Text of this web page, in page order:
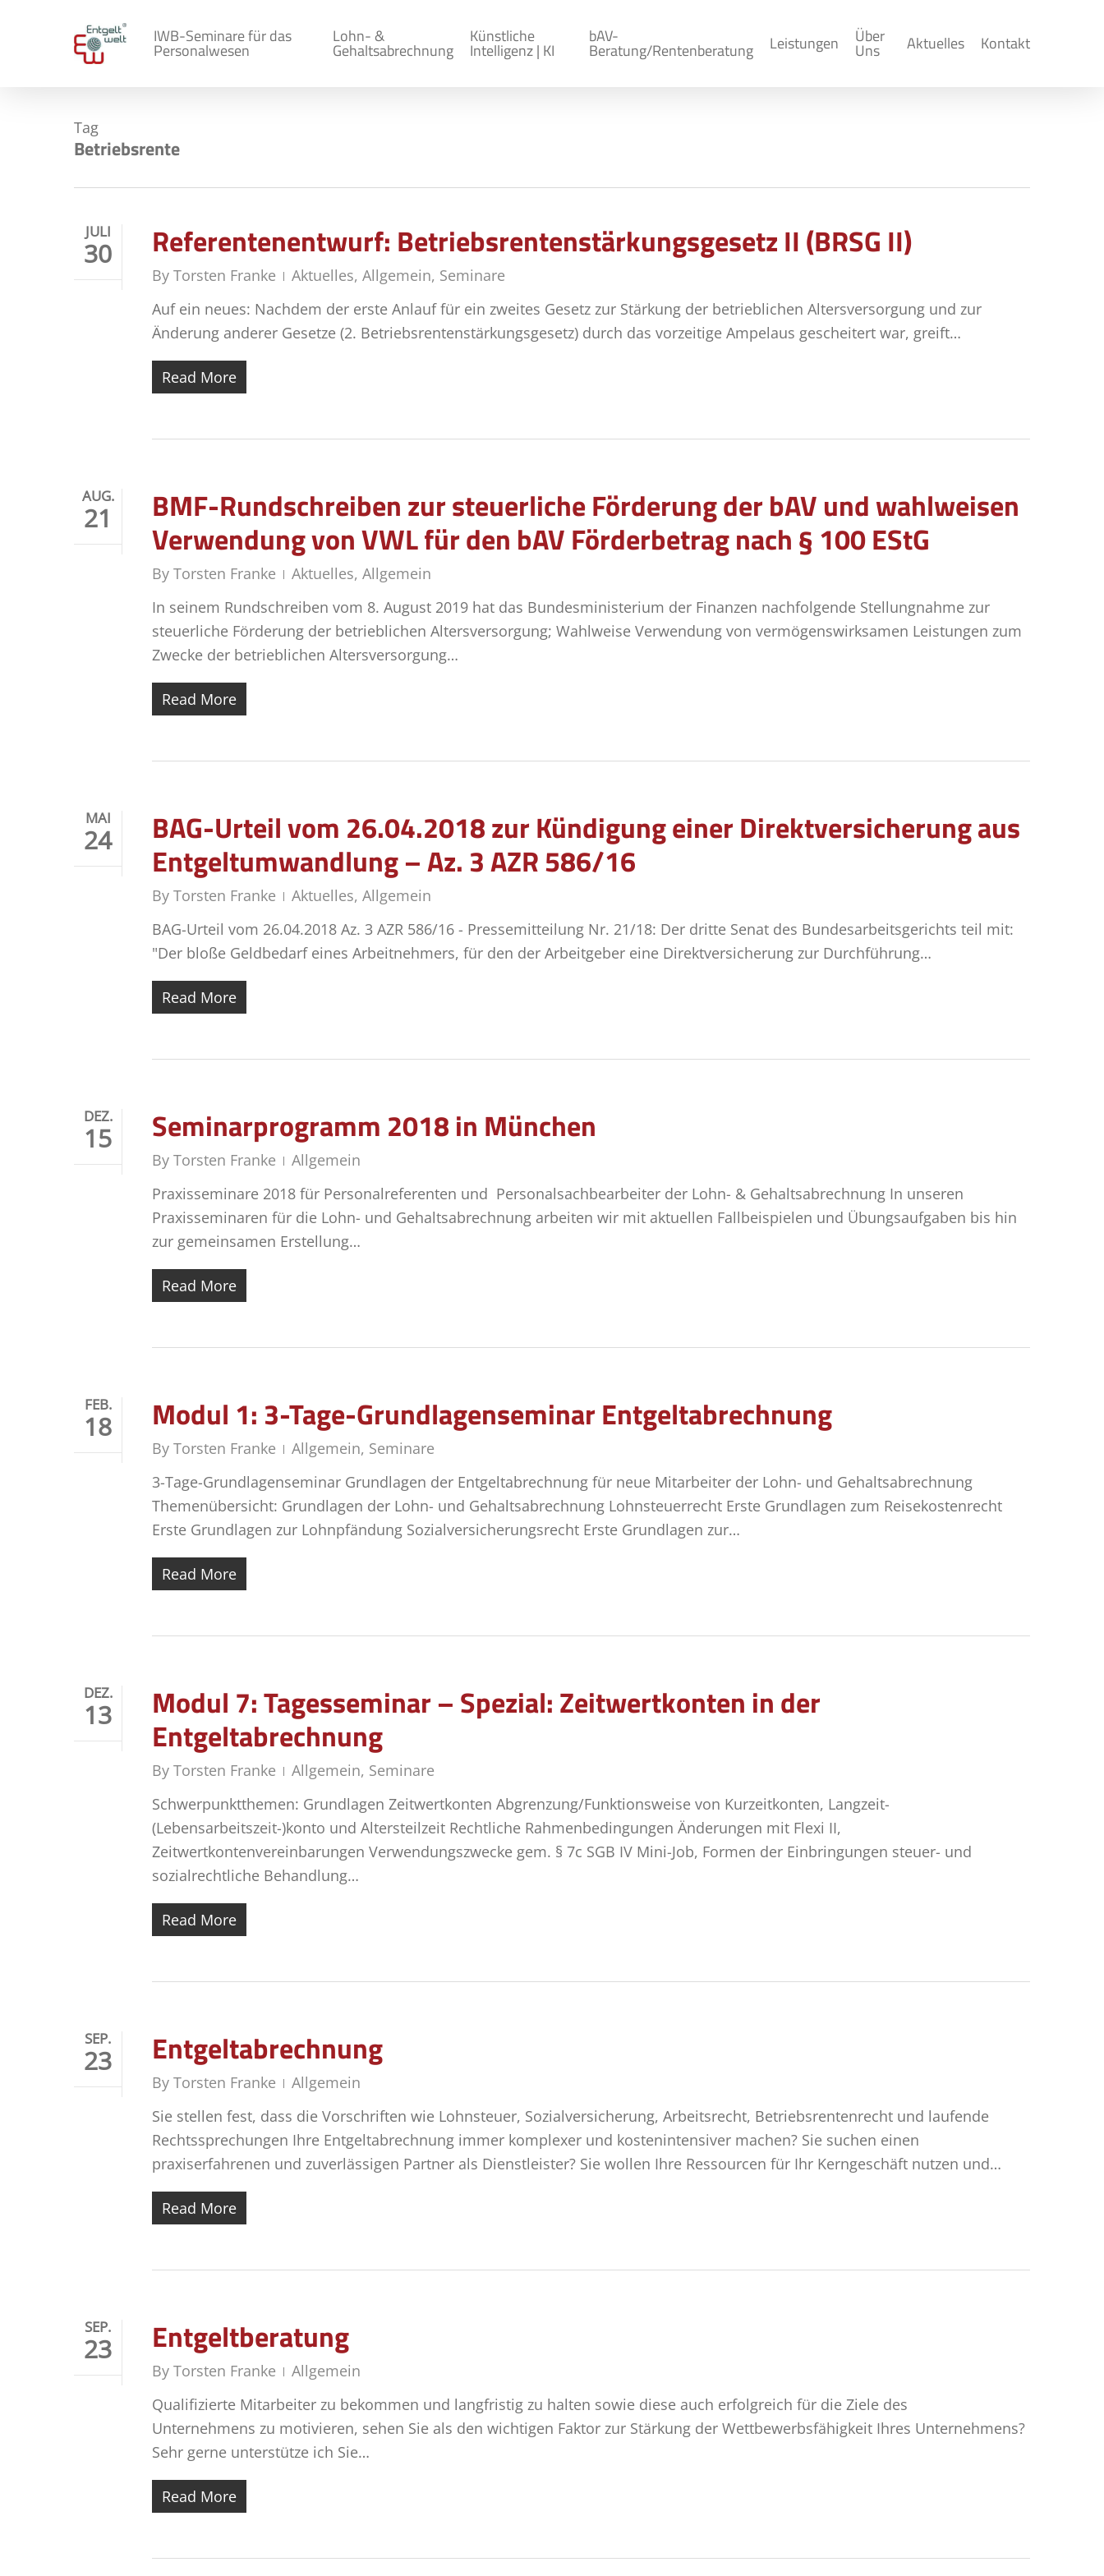
IWB-Seminare für das
Personalwesen
Lohn- &
Gehaltsabrechnung
Künstliche
Intelligenz | KI
bAV-
Beratung/Rentenberatung Leistungen Über
Uns Aktuelles Kontakt
Tag
Betriebsrente
JULI
30 Referentenentwurf: Betriebsrentenstärkungsgesetz II (BRSG II)
By Torsten Franke Aktuelles, Allgemein, Seminare
Auf ein neues: Nachdem der erste Anlauf für ein zweites Gesetz zur Stärkung der betrieblichen Altersversorgung und zur
Änderung anderer Gesetze (2. Betriebsrentenstärkungsgesetz) durch das vorzeitige Ampelaus gescheitert war, greift…
Read More
AUG.
21 BMF-Rundschreiben zur steuerliche Förderung der bAV und wahlweisen
Verwendung von VWL für den bAV Förderbetrag nach § 100 EStG
By Torsten Franke Aktuelles, Allgemein
In seinem Rundschreiben vom 8. August 2019 hat das Bundesministerium der Finanzen nachfolgende Stellungnahme zur
steuerliche Förderung der betrieblichen Altersversorgung; Wahlweise Verwendung von vermögenswirksamen Leistungen zum
Zwecke der betrieblichen Altersversorgung…
Read More
MAI
24 BAG-Urteil vom 26.04.2018 zur Kündigung einer Direktversicherung aus
Entgeltumwandlung – Az. 3 AZR 586/16
By Torsten Franke Aktuelles, Allgemein
BAG-Urteil vom 26.04.2018 Az. 3 AZR 586/16 - Pressemitteilung Nr. 21/18: Der dritte Senat des Bundesarbeitsgerichts teil mit:
"Der bloße Geldbedarf eines Arbeitnehmers, für den der Arbeitgeber eine Direktversicherung zur Durchführung…
Read More
DEZ.
15 Seminarprogramm 2018 in München
By Torsten Franke
Allgemein
Praxisseminare 2018 für Personalreferenten und Personalsachbearbeiter der Lohn- & Gehaltsabrechnung In unseren
Praxisseminaren für die Lohn- und Gehaltsabrechnung arbeiten wir mit aktuellen Fallbeispielen und Übungsaufgaben bis hin
zur gemeinsamen Erstellung…
Read More
FEB.
18 Modul 1: 3-Tage-Grundlagenseminar Entgeltabrechnung
By Torsten Franke Allgemein, Seminare
3-Tage-Grundlagenseminar Grundlagen der Entgeltabrechnung für neue Mitarbeiter der Lohn- und Gehaltsabrechnung
Themenübersicht: Grundlagen der Lohn- und Gehaltsabrechnung Lohnsteuerrecht Erste Grundlagen zum Reisekostenrecht
Erste Grundlagen zur Lohnpfändung Sozialversicherungsrecht Erste Grundlagen zur…
Read More
DEZ.
13 Modul 7: Tagesseminar – Spezial: Zeitwertkonten in der
Entgeltabrechnung
By Torsten Franke Allgemein, Seminare
Schwerpunktthemen: Grundlagen Zeitwertkonten Abgrenzung/Funktionsweise von Kurzeitkonten, Langzeit-
(Lebensarbeitszeit-)konto und Altersteilzeit Rechtliche Rahmenbedingungen Änderungen mit Flexi II,
Zeitwertkontenvereinbarungen Verwendungszwecke gem. § 7c SGB IV Mini-Job, Formen der Einbringungen steuer- und
sozialrechtliche Behandlung…
Read More
SEP.
23 Entgeltabrechnung
By Torsten Franke
Allgemein
Sie stellen fest, dass die Vorschriften wie Lohnsteuer, Sozialversicherung, Arbeitsrecht, Betriebsrentenrecht und laufende
Rechtssprechungen Ihre Entgeltabrechnung immer komplexer und kostenintensiver machen? Sie suchen einen
praxiserfahrenen und zuverlässigen Partner als Dienstleister? Sie wollen Ihre Ressourcen für Ihr Kerngeschäft nutzen und…
Read More
SEP.
23 Entgeltberatung
By Torsten Franke
Allgemein
Qualifizierte Mitarbeiter zu bekommen und langfristig zu halten sowie diese auch erfolgreich für die Ziele des
Unternehmens zu motivieren, sehen Sie als den wichtigen Faktor zur Stärkung der Wettbewerbsfähigkeit Ihres Unternehmens?
Sehr gerne unterstütze ich Sie…
Read More